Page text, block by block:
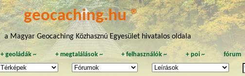
geocaching.hu ®
a Magyar Geocaching Közhasznú Egyesület hivatalos oldala
+geoládák ~ + megtalálások~ +felhasználók ~ + poi~ fórum